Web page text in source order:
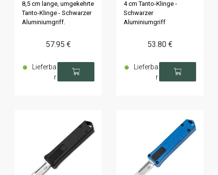
8,5 cm lange, umgekehrte
Tanto-Klinge - Schwarzer
Aluminiumgriff.
57.95 €
Lieferba
r
4 cm Tanto-Klinge -
Schwarzer
Aluminiumgriff
53.80 €
Lieferba
r